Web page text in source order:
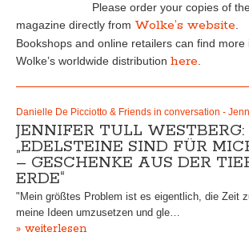
Please order your copies of
magazine directly from Wolke’s website
Bookshops and online retailers can find more
Wolke’s worldwide distribution here
Danielle De Picciotto & Friends in conversation -
JENNIFER TULL WESTBERG:
„EDELSTEINE SIND FÜR
– GESCHENKE AUS DER
ERDE“
"Mein größtes Problem ist es eigentlich, die Zeit
meine Ideen umzusetzen und gle…
» weiterlesen